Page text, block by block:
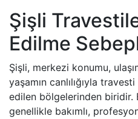
Şişli
Edilme
Şişli, merkezi konumu,
yaşamın canlılığıyla
edilen bölgelerinden biridir.
genellikle bakımlı,